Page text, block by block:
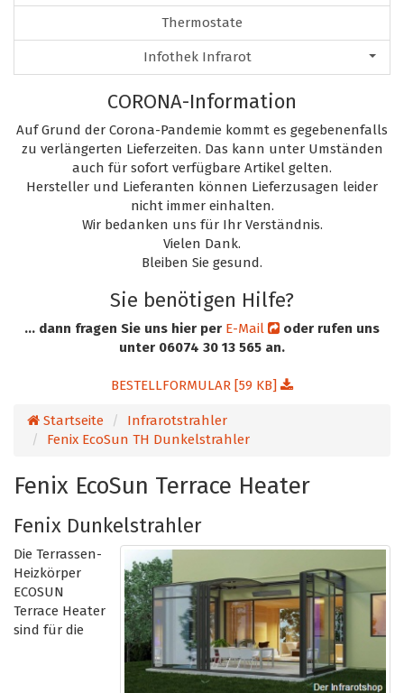
Thermostate
Infothek Infrarot
CORONA-Information
Auf Grund der Corona-Pandemie kommt es gegebenenfalls
zu verlängerten Lieferzeiten. Das kann unter Umständen
auch für sofort verfügbare Artikel gelten.
Hersteller und Lieferanten können Lieferzusagen leider
nicht immer einhalten.
Wir bedanken uns für Ihr Verständnis.
Vielen Dank.
Bleiben Sie gesund.
Sie benötigen Hilfe?
... dann fragen Sie uns hier per E-Mail
oder rufen uns
unter 06074 30 13 565 an.
BESTELLFORMULAR [59 KB]
Startseite
Infrarotstrahler
Fenix EcoSun TH Dunkelstrahler
Fenix EcoSun Terrace Heater
Fenix Dunkelstrahler
Die Terrassen-
Heizkörper
ECOSUN
Terrace Heater
sind für die